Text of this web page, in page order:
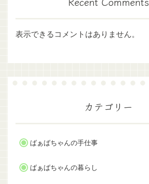
表示できるコメントはありません。
カテゴリー
ばぁばちゃんの手仕事
ばぁばちゃんの暮らし